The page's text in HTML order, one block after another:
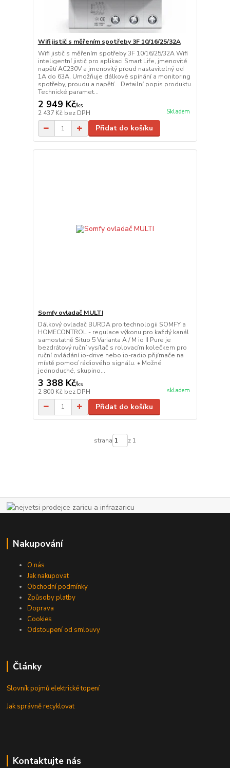
Wifi jistič s měřením spotřeby 3F 10/16/25/32A
Wifi jistič s měřením spotřeby 3F 10/16/25/32A Wifi
inteligentní jistič pro aplikaci Smart Life, jmenovité
napětí AC230V a jmenovitý proud nastavitelný od
1A do 63A. Umožňuje dálkové spínání a monitoring
spotřeby, proudu a napětí. Detailní popis produktu
Technické paramet...
2 949 Kč/ks
2 437 Kč bez DPH Skladem
Přidat do košíku
Somfy ovladač MULTI
Dálkový ovladač BURDA pro technologii SOMFY a
HOMECONTROL - regulace výkonu pro každý kanál
samostatně Situo 5 Varianta A / M io II Pure je
bezdrátový ruční vysílač s rolovacím kolečkem pro
ruční ovládání io-drive nebo io-radio přijímače na
místě pomocí rádiového signálu. • Možné
jednoduché, skupino...
3 388 Kč/ks
2 800 Kč bez DPH skladem
Přidat do košíku
strana z 1
Nakupování
O nás
Jak nakupovat
Obchodní podmínky
Způsoby platby
Doprava
Cookies
Odstoupení od smlouvy
Články
Slovník pojmů elektrické topení
Jak správně recyklovat
Kontaktujte nás